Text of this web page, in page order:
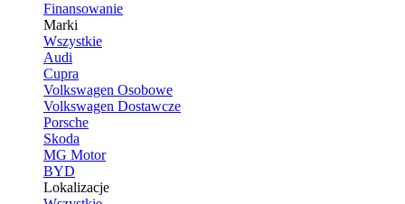
Finansowanie
Marki
Wszystkie
Audi
Cupra
Volkswagen Osobowe
Volkswagen Dostawcze
Porsche
Skoda
MG Motor
BYD
Lokalizacje